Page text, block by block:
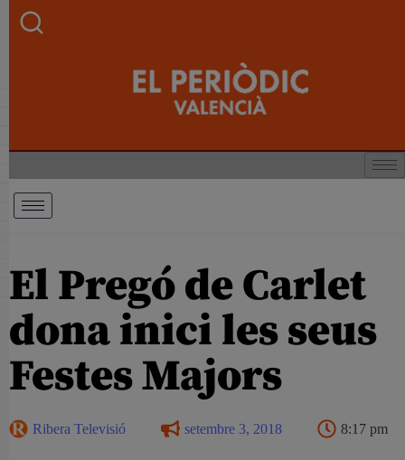
El Pregó de Carlet
dona inici les seus
Festes Majors
Ribera Televisió setembre 3, 2018 8:17 pm